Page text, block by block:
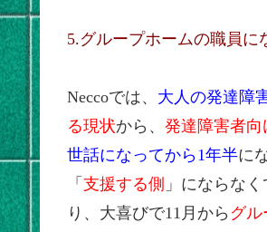
5.グループホームの職員に
Neccoでは、 大人の発達障
る現状から、 発達障害者
世話になってから1年半に
「 支援する側 」にならな
り、大喜びで11月から グ